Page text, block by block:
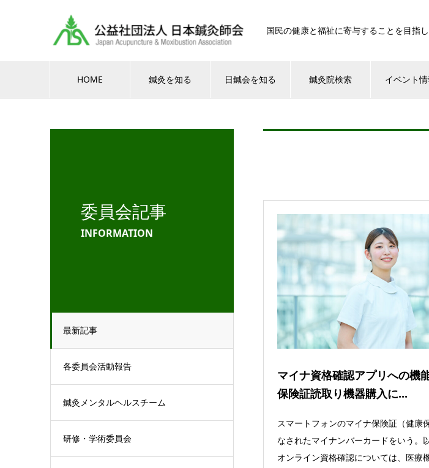
国民の健康と福祉に寄与することを目指し
HOME 鍼灸を知る 日鍼会を知る 鍼灸院検索 イベント
委員会記事
INFORMATION
最新記事
各委員会活動報告
鍼灸メンタルヘルスチーム
研修・学術委員会
マイナ資格確認アプリへの機
保険証読取り機器購入に...
スマートフォンのマイナ保険証（健康
なされたマイナンバーカードをいう。
オンライン資格確認については、医療